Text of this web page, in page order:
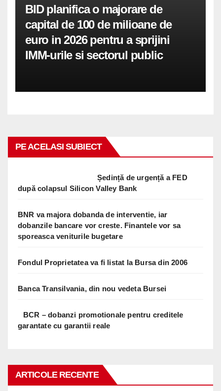
BID planifica o majorare de
capital de 100 de milioane de
euro in 2026 pentru a sprijini
IMM-urile si sectorul public
PE ACELASI SUBIECT
Ședință de urgență a FED
după colapsul Silicon Valley Bank
BNR va majora dobanda de interventie, iar
dobanzile bancare vor creste. Finantele vor sa
sporeasca veniturile bugetare
Fondul Proprietatea va fi listat la Bursa din 2006
Banca Transilvania, din nou vedeta Bursei
BCR – dobanzi promotionale pentru creditele
garantate cu garantii reale
ARTICOLE RECENTE